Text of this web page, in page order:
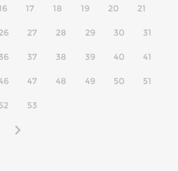
17 18 19 20 21
26 27 28 29 30 31
36 37 38 39 40 41
47 48 49 50 51
52 53